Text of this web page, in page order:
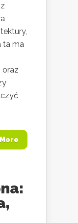
ta ma
oraz